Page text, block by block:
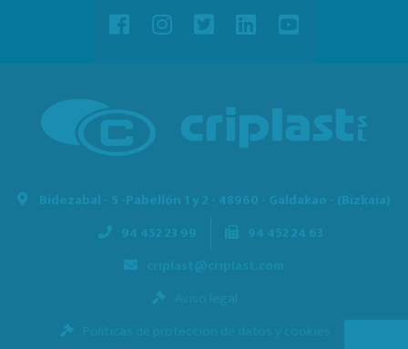
Bidezabal - 5 -Pabellón 1 y 2 - 48960 - Galdakao - (Bizkaia)
94 452 23 99
94 452 24 63